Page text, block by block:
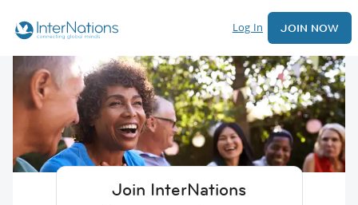
Log In JOIN NOW
Join InterNations